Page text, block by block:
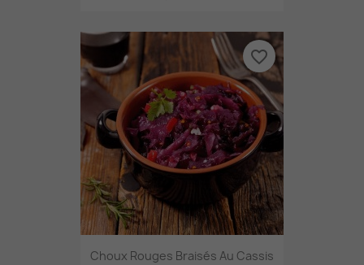
Choux Rouges Braisés Au Cassis
favorite_border